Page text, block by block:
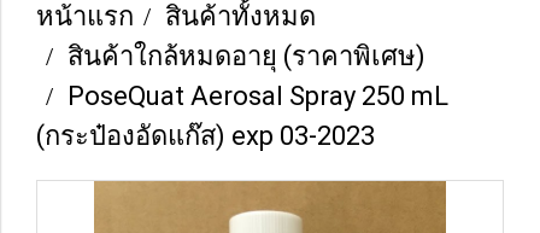
หน้าแรก
สินค้าทั้งหมด
สินค้าใกล้หมดอายุ (ราคาพิเศษ)
PoseQuat Aerosal Spray 250 mL
(กระป๋องอัดแก๊ส) exp 03-2023